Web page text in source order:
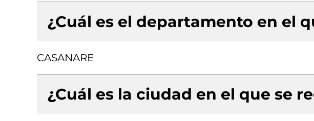
¿Cuál es el departamento en el
CASANARE
¿Cuál es la ciudad en el que se